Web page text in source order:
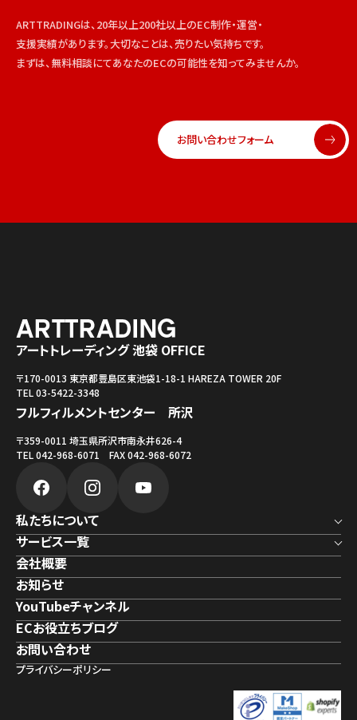
ARTTRADINGは、20年以上200社以上のEC制作・運営・
支援実績があります。大切なことは、売りたい気持ちです。
まずは、無料相談にてあなたのECの可能性を知ってみませんか。
お問い合わせフォーム
アートトレーディング 池袋 OFFICE
〒170-0013 東京都豊島区東池袋1-18-1 HAREZA TOWER 20F
TEL 03-5422-3348
フルフィルメントセンター 所沢
〒359-0011 埼玉県所沢市南永井626-4
TEL 042-968-6071 FAX 042-968-6072
私たちについて
サービス一覧
会社概要
お知らせ
YouTubeチャンネル
ECお役立ちブログ
お問い合わせ
プライバシーポリシー